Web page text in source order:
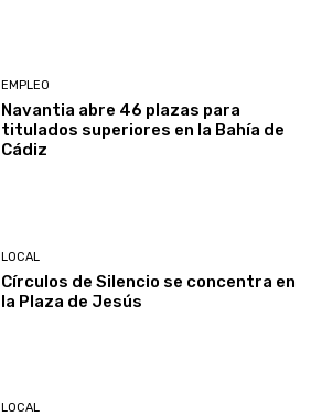
EMPLEO
Navantia abre 46 plazas para
titulados superiores en la Bahía de
Cádiz
LOCAL
Círculos de Silencio se concentra en
la Plaza de Jesús
LOCAL